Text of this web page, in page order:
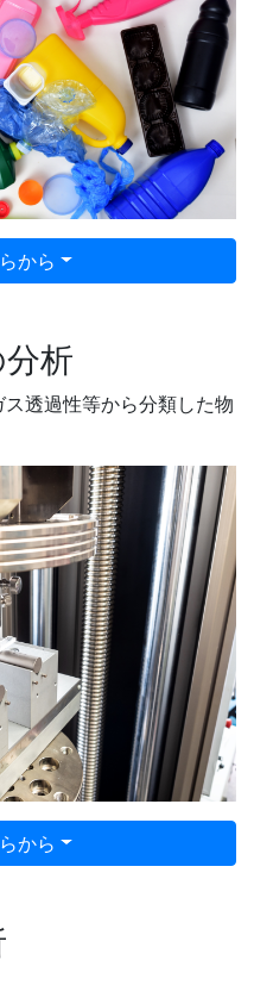
から
析
透過性等から分類した物
から